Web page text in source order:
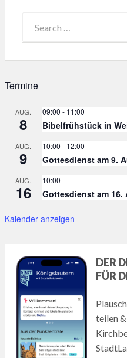
for:
Termine
AUG.
8
09:00 - 11:00
Bibelfrühstück in
AUG.
9
10:00 - 12:00
Gottesdienst am 9.
AUG.
16
10:00
Gottesdienst am 16.
Kalender anzeigen
DER
FÜR
teilen